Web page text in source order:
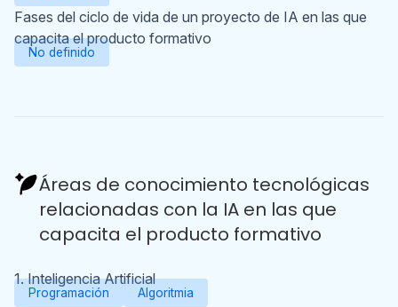
Fases del ciclo de vida de un proyecto de IA en las que
capacita el producto formativo
No definido
Áreas de conocimiento tecnológicas
relacionadas con la IA en las que
capacita el producto formativo
1. Inteligencia Artificial
Programación Algoritmia